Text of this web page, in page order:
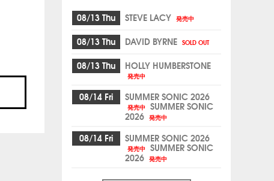
08/13 Thu STEVE LACY 発売中
08/13 Thu DAVID BYRNE SOLD OUT
08/13 Thu HOLLY HUMBERSTONE
発売中
08/14 Fri SUMMER SONIC 2026
発売中 SUMMER SONIC
2026 発売中
08/14 Fri SUMMER SONIC 2026
発売中 SUMMER SONIC
2026 発売中